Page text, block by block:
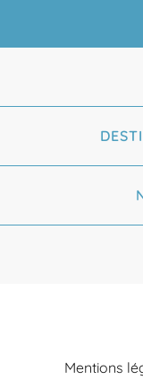
Mentions